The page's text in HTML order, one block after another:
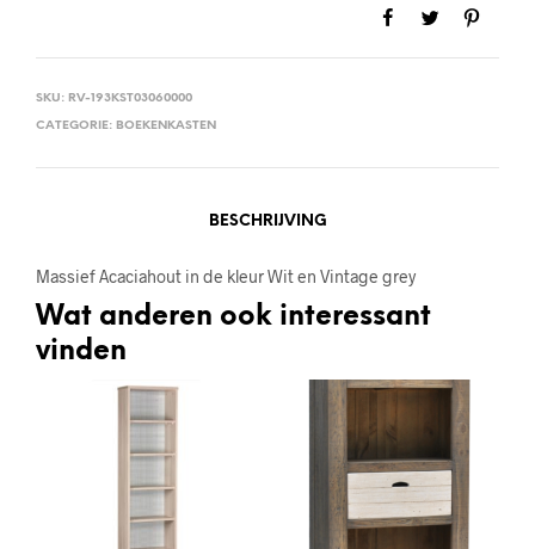
SKU: RV-193KST03060000
CATEGORIE: BOEKENKASTEN
BESCHRIJVING
Massief Acaciahout in de kleur Wit en Vintage grey
Wat anderen ook interessant
vinden